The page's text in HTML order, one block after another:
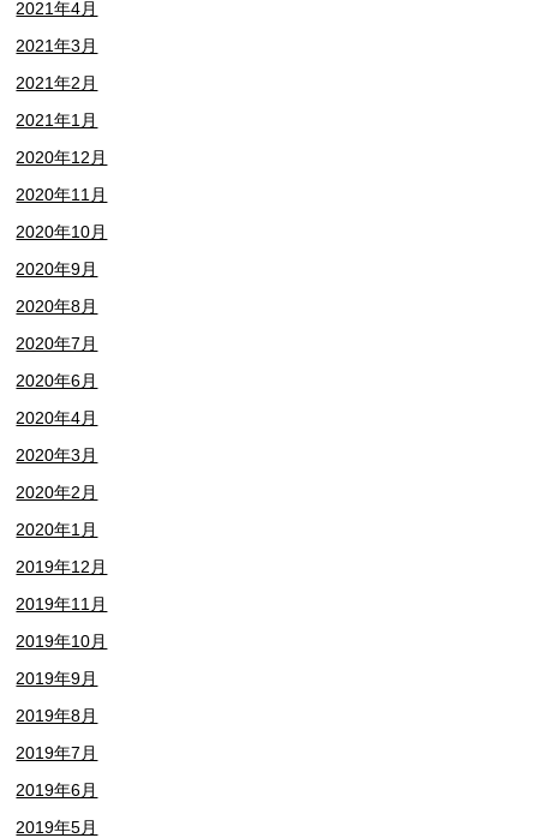
2021年4月
2021年3月
2021年2月
2021年1月
2020年12月
2020年11月
2020年10月
2020年9月
2020年8月
2020年7月
2020年6月
2020年4月
2020年3月
2020年2月
2020年1月
2019年12月
2019年11月
2019年10月
2019年9月
2019年8月
2019年7月
2019年6月
2019年5月